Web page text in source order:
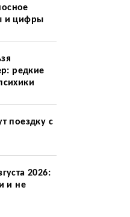
и цифры
редкие
поездку с
2026:
и не